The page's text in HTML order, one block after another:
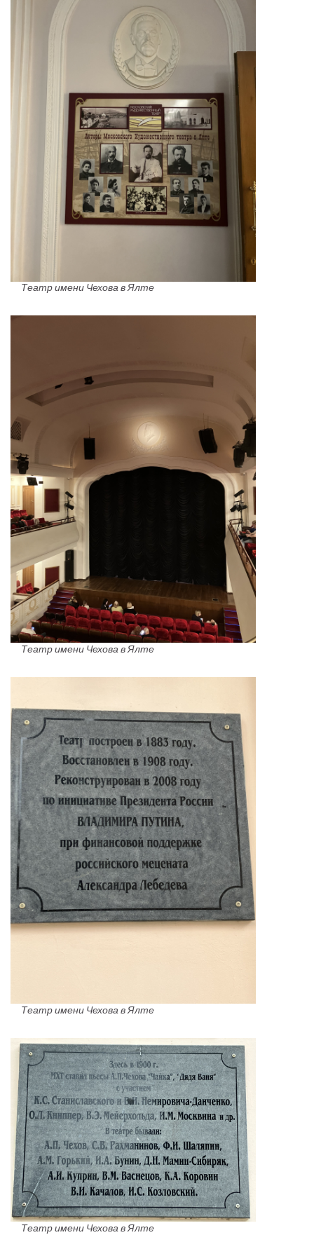
Театр имени Чехова в Ялте
Театр имени Чехова в Ялте
Театр имени Чехова в Ялте
Театр имени Чехова в Ялте